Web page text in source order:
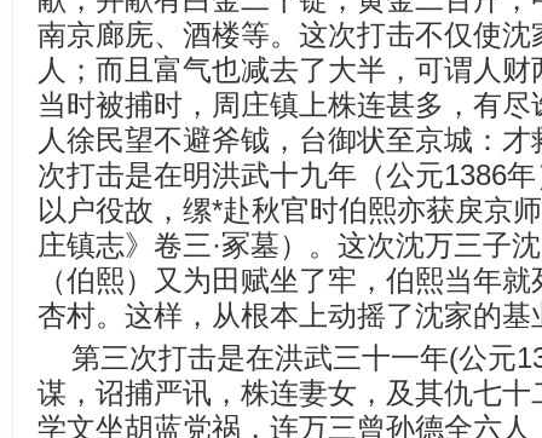
南京廊庑、酒楼等。这次打击不仅使
人；而且富气也减去了大半，可谓人
当时被捕时，周庄镇上株连甚多，有
人徐民望不避斧钺，台御状至京城：
次打击是在明洪武十九年（公元1386
以户役故，缧*赴秋官时伯熙亦获戾京
庄镇志》卷三·冢墓）。这次沈万三子
（伯熙）又为田赋坐了牢，伯熙当年
杏村。这样，从根本上动摇了沈家的基
第三次打击是在洪武三十一年(公元
谋，诏捕严讯，株连妻女，及其仇七十
学文坐胡蓝党祸，连万三曾孙德全六